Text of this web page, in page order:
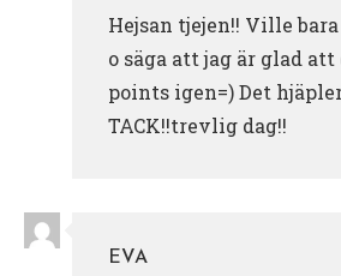
Hejsan tjejen!! Ville
o säga att jag är glad
points igen=) Det
TACK!!trevlig dag!!
EVA